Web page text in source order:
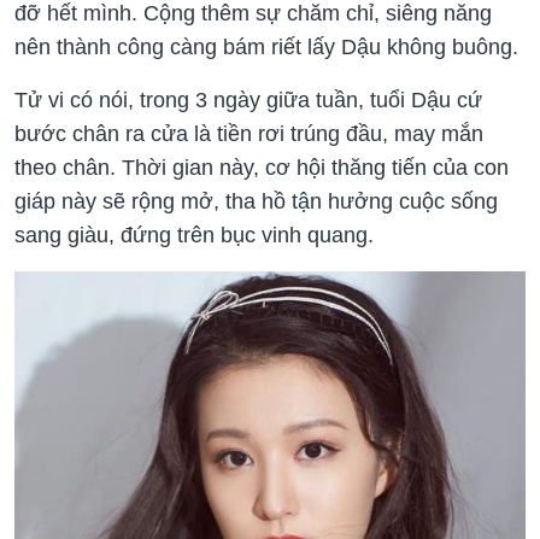
đỡ hết mình. Cộng thêm sự chăm chỉ, siêng năng
nên thành công càng bám riết lấy Dậu không buông.
Tử vi có nói, trong 3 ngày giữa tuần, tuổi Dậu cứ
bước chân ra cửa là tiền rơi trúng đầu, may mắn
theo chân. Thời gian này, cơ hội thăng tiến của con
giáp này sẽ rộng mở, tha hồ tận hưởng cuộc sống
sang giàu, đứng trên bục vinh quang.